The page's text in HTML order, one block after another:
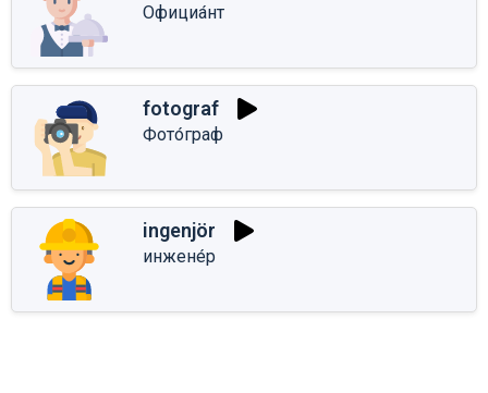
Официа́нт
fotograf
Фото́граф
ingenjör
инжене́р